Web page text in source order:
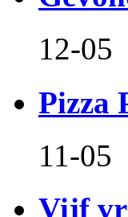
12-05
Pizza
11-05
Vijf